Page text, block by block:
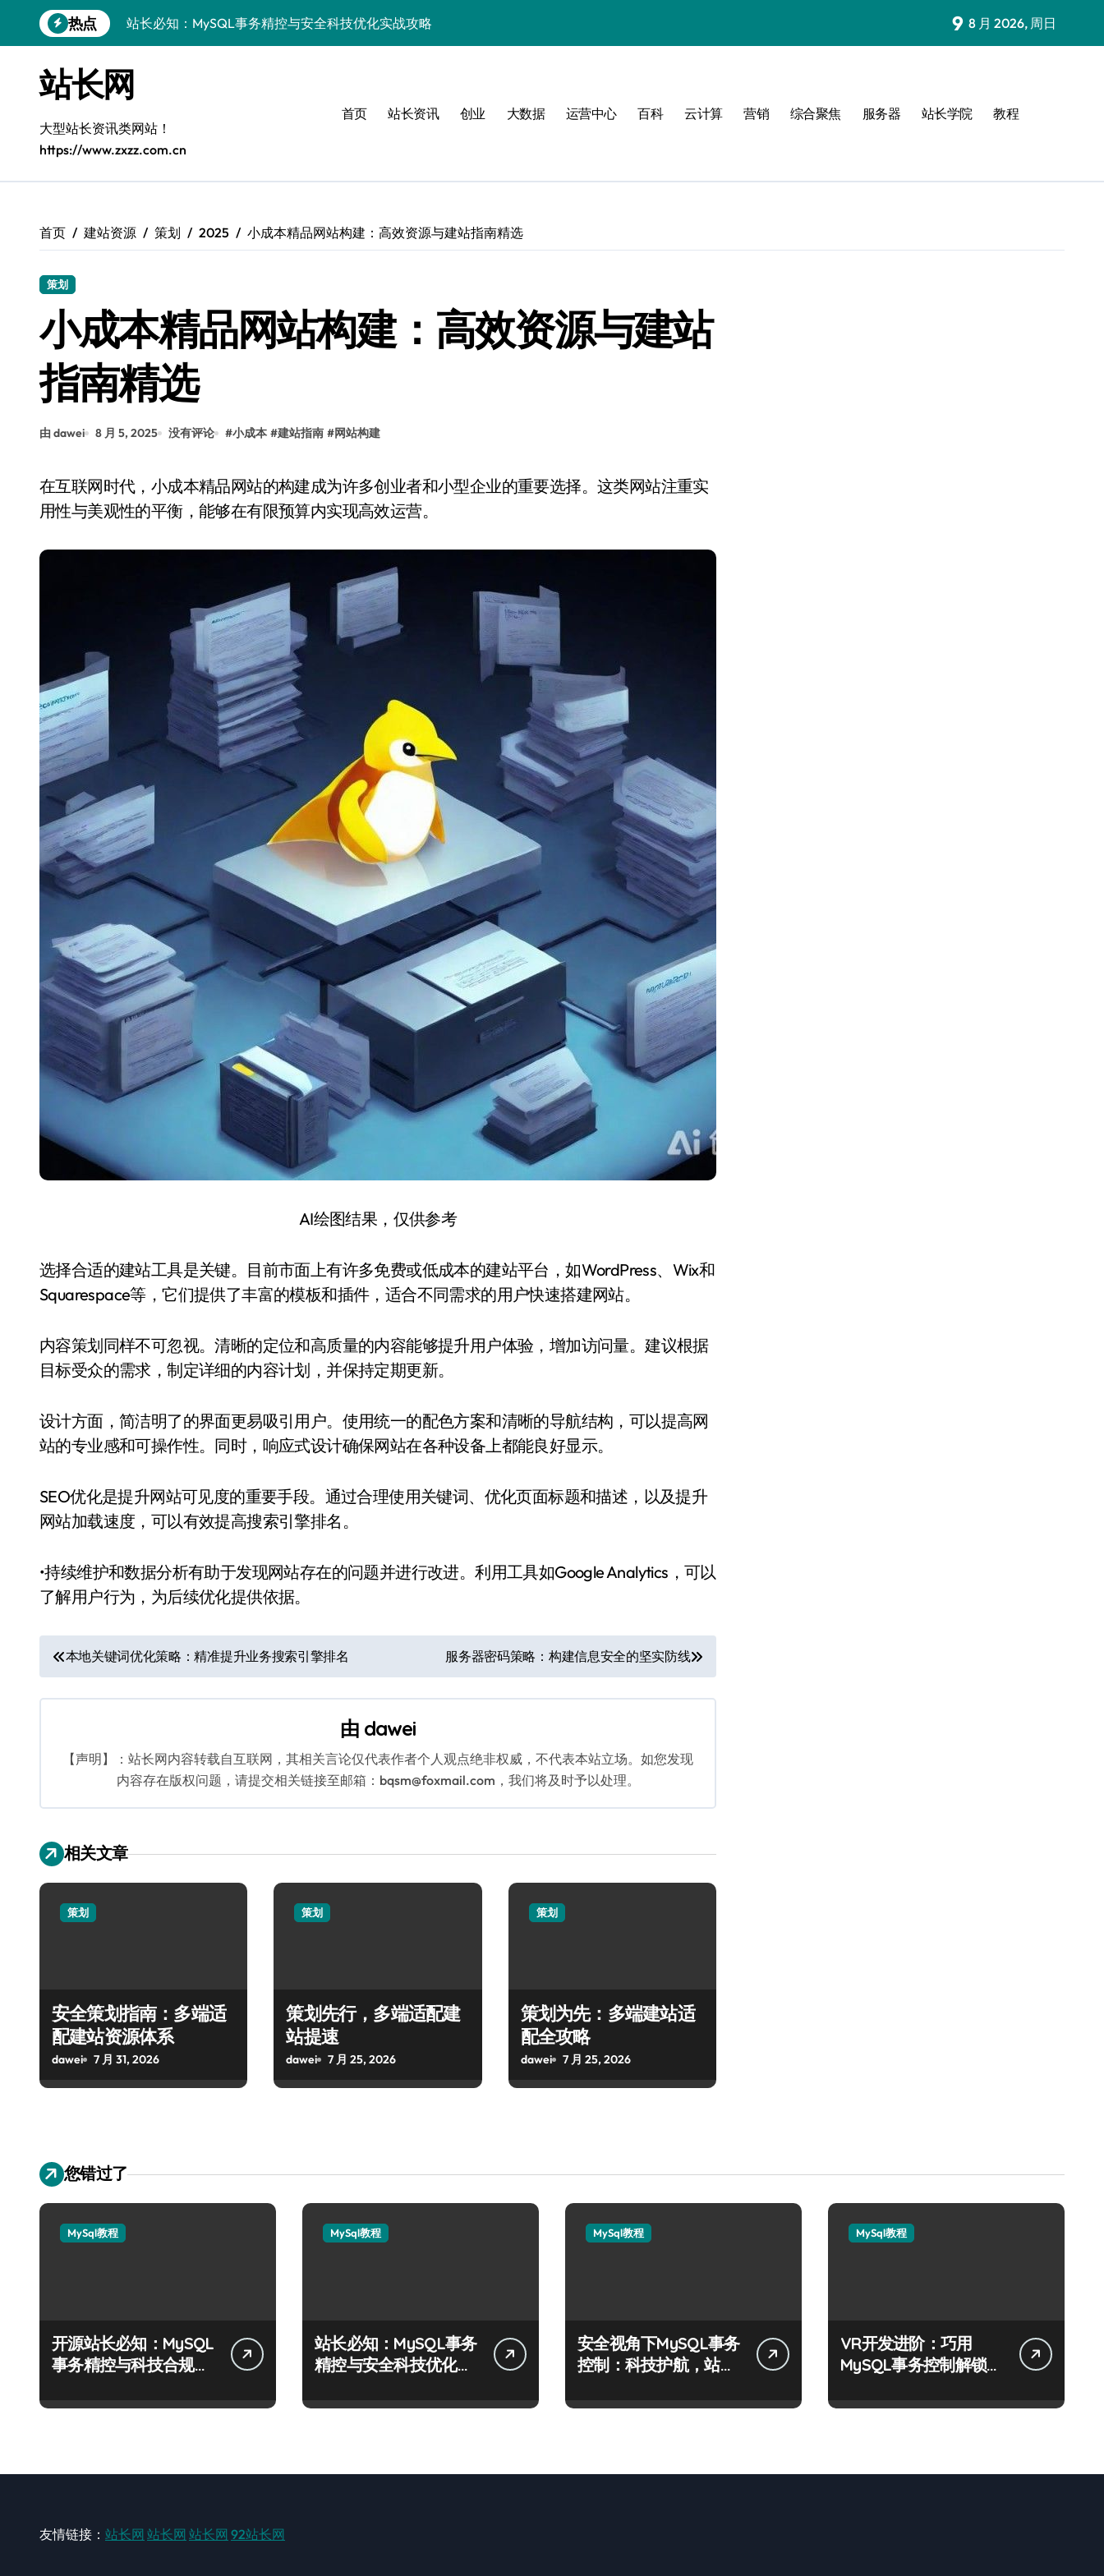
到
热点
站长必知：MySQL事务精控与安全科技优化实战攻略
VR开发进阶：巧用MySQL事务控制解锁科技新战力
科技站长揭秘：MySQL事务控制进阶实战，工程师必知技巧
iOS开发进阶：MySQL事务处理科技赋能，技术实战全掌控
MySQL进阶实战：解锁后端事务处理与科技驱动性能优化
MySQL事务精要：iOS后端开发科技实战，技术达人控局之道
开源站长必知：MySQL事务精控与科技合规风控实战攻略
9 8 月 2026, 周日
站长网
大型站长资讯类网站！
https://www.zxzz.com.cn
首页 站长资讯 创业 大数据 运营中心 百科 云计算 营销 综合聚焦 服务器 站长学院 教程
首页 建站资源 策划 2025 小成本精品网站构建：高效资源与建站指南精选
策划
小成本精品网站构建：高效资源与建站
指南精选
由 dawei 8 月 5, 2025 没有评论 #小成本 #建站指南 #网站构建
在互联网时代，小成本精品网站的构建成为许多创业者和小型企业的重要选择。这类网站注重实
用性与美观性的平衡，能够在有限预算内实现高效运营。
AI绘图结果，仅供参考
选择合适的建站工具是关键。目前市面上有许多免费或低成本的建站平台，如WordPress、Wix和
Squarespace等，它们提供了丰富的模板和插件，适合不同需求的用户快速搭建网站。
内容策划同样不可忽视。清晰的定位和高质量的内容能够提升用户体验，增加访问量。建议根据
目标受众的需求，制定详细的内容计划，并保持定期更新。
设计方面，简洁明了的界面更易吸引用户。使用统一的配色方案和清晰的导航结构，可以提高网
站的专业感和可操作性。同时，响应式设计确保网站在各种设备上都能良好显示。
SEO优化是提升网站可见度的重要手段。通过合理使用关键词、优化页面标题和描述，以及提升
网站加载速度，可以有效提高搜索引擎排名。
•持续维护和数据分析有助于发现网站存在的问题并进行改进。利用工具如Google Analytics，可以
了解用户行为，为后续优化提供依据。
文
章
本地关键词优化策略：精准提升业务搜索引擎排名 服务器密码策略：构建信息安全的坚实防线
由 dawei
【声明】：站长网内容转载自互联网，其相关言论仅代表作者个人观点绝非权威，不代表本站立场。如您发现
内容存在版权问题，请提交相关链接至邮箱：bqsm@foxmail.com，我们将及时予以处理。
相关文章
策划
安全策划指南：多端适
配建站资源体系
dawei 7 月 31, 2026
策划
策划先行，多端适配建
站提速
dawei 7 月 25, 2026
策划
策划为先：多端建站适
配全攻略
dawei 7 月 25, 2026
您错过了
MySql教程
开源站长必知：MySQL
事务精控与科技合规风
MySql教程
站长必知：MySQL事务
精控与安全科技优化实
MySql教程
安全视角下MySQL事务
控制：科技护航，站长
MySql教程
VR开发进阶：巧用
MySQL事务控制解锁科
友情链接： 站长网 站长网 站长网 92站长网